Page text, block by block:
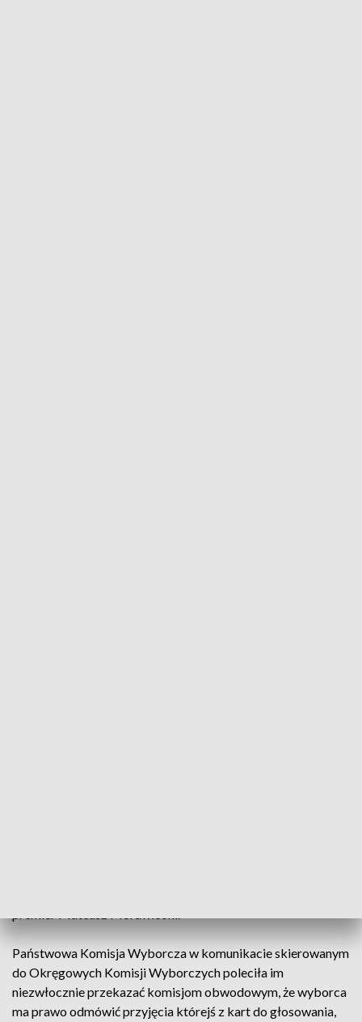
Państwowa Komisja Wyborcza w komunikacie skierowanym
do Okręgowych Komisji Wyborczych poleciła im
niezwłocznie przekazać komisjom obwodowym, że wyborca
ma prawo odmówić przyjęcia którejś z kart do głosowania,